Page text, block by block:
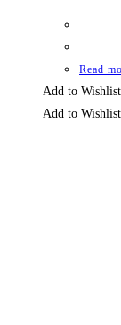
Read
Add to Wishlist
Add to Wishlist